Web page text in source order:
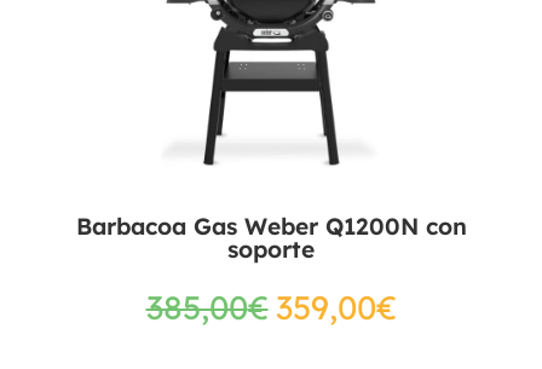
Barbacoa Gas Weber Q1200N con
soporte
385,00€359,00€